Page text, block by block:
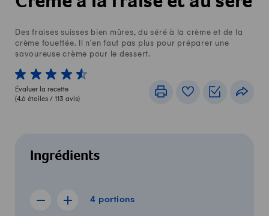
Des fraises suisses bien mûres, du séré à la crème et de la
crème fouettée. Il n'en faut pas plus pour préparer une
savoureuse crème pour le dessert.
1 von 5 étoiles
2 von 5 étoiles
3 von 5 étoiles
4 von 5 étoiles
5 von 5 étoiles
Évaluer la recette
(4.6 étoiles / 113 avis)
ImprimerLivre de recettes
Listes de
Ingrédients
4 portions
Afficher la recette de 3 portions
Afficher la recette de 5 portions
4 portions